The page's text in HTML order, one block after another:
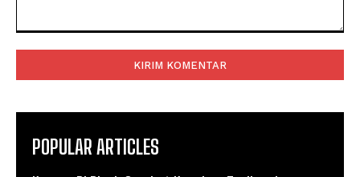
POPULAR ARTICLES